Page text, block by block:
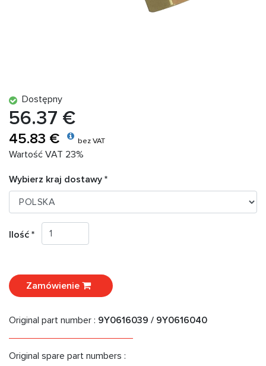
Dostępny
56.37 €
45.83 € bez VAT
Wartość VAT 23%
Wybierz kraj dostawy *
Ilość *
Zamówienie
Original part number : 9Y0616039 / 9Y0616040
Original spare part numbers :